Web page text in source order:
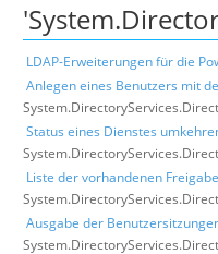
LDAP-Erweiterungen für die
Anlegen eines Benutzers mit
Status eines Dienstes
Liste der vorhandenen
Ausgabe der